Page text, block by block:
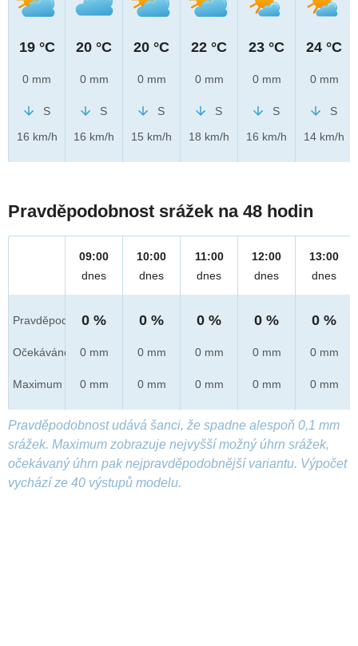
19 °C
0 mm
S
16 km/h
20 °C
0 mm
S
16 km/h
20 °C
0 mm
S
15 km/h
22 °C
0 mm
S
18 km/h
23 °C
0 mm
S
16 km/h
24 °C
0 mm
S
14 km/h
Pravděpodobnost srážek na 48 hodin
Pravděpod.
Očekáváno
Maximum
09:00
dnes
0 %
0 mm
0 mm
10:00
dnes
0 %
0 mm
0 mm
11:00
dnes
0 %
0 mm
0 mm
12:00
dnes
0 %
0 mm
0 mm
13:00
dnes
0 %
0 mm
0 mm
Pravděpodobnost udává šanci, že spadne alespoň 0,1 mm
srážek. Maximum zobrazuje nejvyšší možný úhrn srážek,
očekávaný úhrn pak nejpravděpodobnější variantu. Výpočet
vychází ze 40 výstupů modelu.